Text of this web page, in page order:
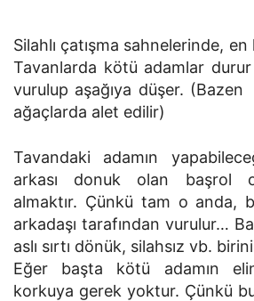
Silahlı çatışma sahnelerinde,
Tavanlarda kötü adamlar
vurulup aşağıya düşer.
ağaçlarda alet edilir)
Tavandaki adamın
arkası donuk olan başrol
almaktır. Çünkü tam o anda,
arkadaşı tarafından vurulur…
aslı sırtı dönük, silahsız vb.
Eğer başta kötü adamın
korkuya gerek yoktur. Çünkü